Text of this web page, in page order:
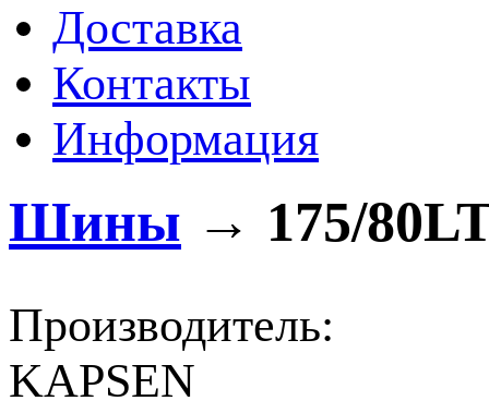
Доставка
Контакты
Информация
Шины → 175/
Производитель:
KAPSEN